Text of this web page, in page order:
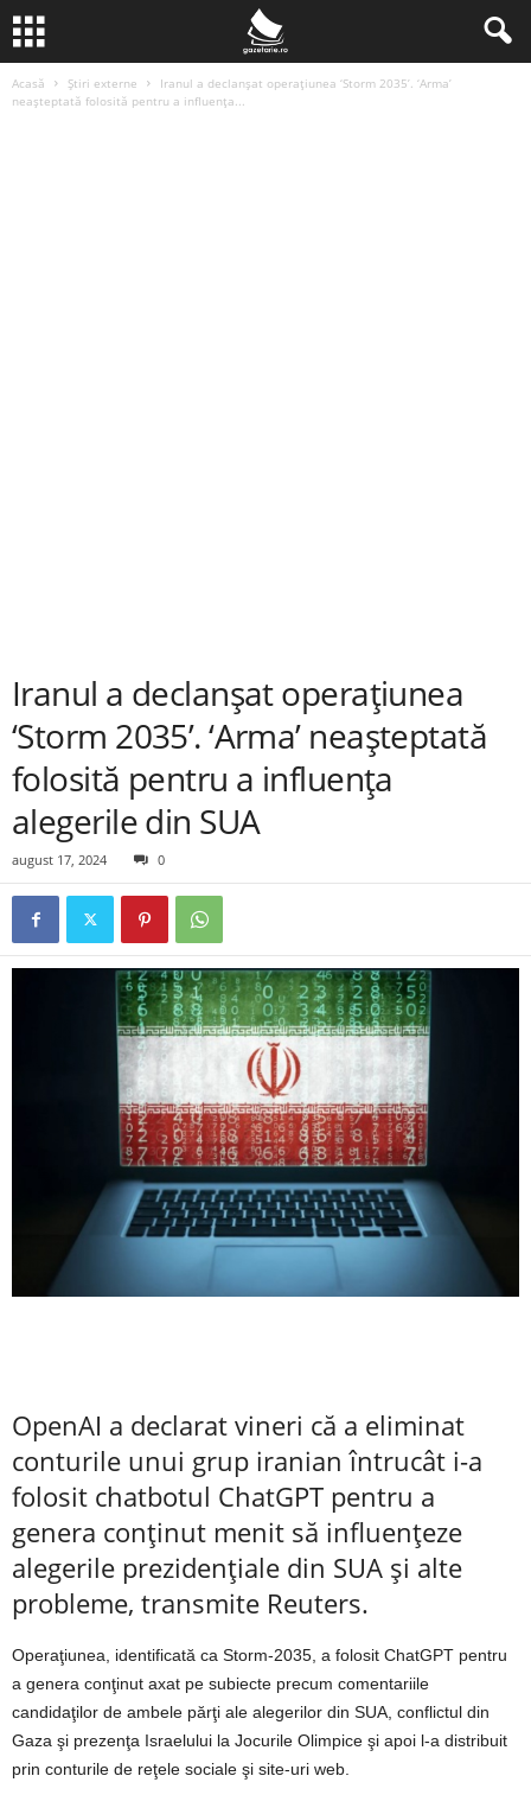
Acasă Știri externe
Iranul a declanșat operațiunea ‘Storm 2035’. ‘Arma’
neașteptată folosită pentru a influența...
Iranul a declanșat operațiunea
‘Storm 2035’. ‘Arma’ neașteptată
folosită pentru a influența
alegerile din SUA
august 17, 2024 0
OpenAI a declarat vineri că a eliminat
conturile unui grup iranian întrucât i-a
folosit chatbotul ChatGPT pentru a
genera conţinut menit să influenţeze
alegerile prezidenţiale din SUA şi alte
probleme, transmite Reuters.
Operaţiunea, identificată ca Storm-2035, a folosit ChatGPT pentru
a genera conţinut axat pe subiecte precum comentariile
candidaţilor de ambele părţi ale alegerilor din SUA, conflictul din
Gaza şi prezenţa Israelului la Jocurile Olimpice şi apoi l-a distribuit
prin conturile de reţele sociale şi site-uri web.